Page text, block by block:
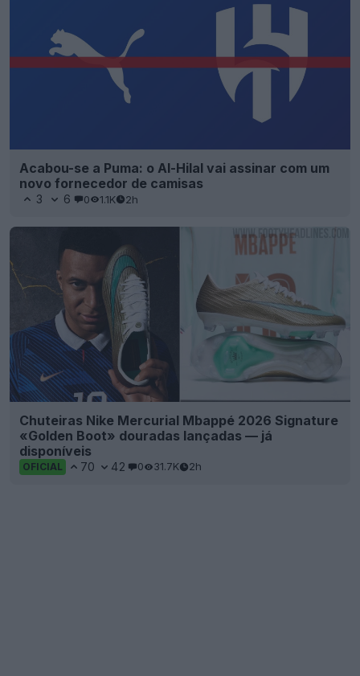
Acabou-se a Puma: o Al-Hilal vai assinar com um
novo fornecedor de camisas
3 6 0 1.1K 2h
Chuteiras Nike Mercurial Mbappé 2026 Signature
«Golden Boot» douradas lançadas — já
disponíveis
OFICIAL 70 42 0 31.7K 2h